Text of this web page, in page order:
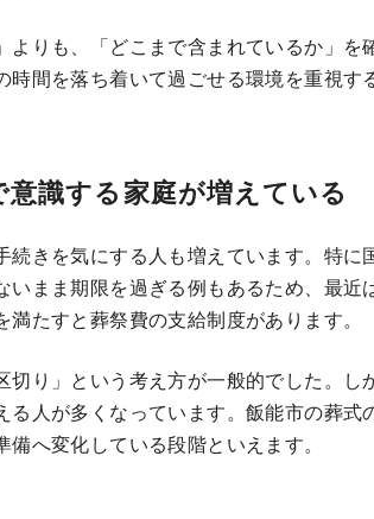
よりも、「どこまで含まれているか」
間を落ち着いて過ごせる環境を重視す
識する家庭が増えている
続きを気にする人も増えています。特に
まま期限を過ぎる例もあるため、最近
たすと葬祭費の支給制度があります。
切り」という考え方が一般的でした。し
る人が多くなっています。飯能市の葬
へ変化している段階といえます。